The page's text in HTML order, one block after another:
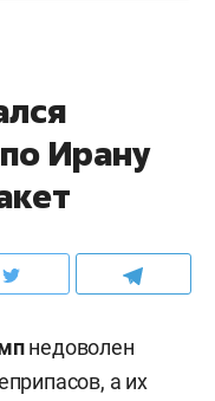
Ирану
недоволен
а их